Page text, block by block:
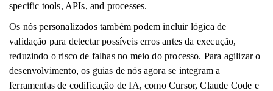
specific tools, APIs, and processes.
Os nós personalizados também podem incluir lógica de
validação para detectar possíveis erros antes da execução,
reduzindo o risco de falhas no meio do processo. Para agilizar o
desenvolvimento, os guias de nós agora se integram a
ferramentas de codificação de IA, como Cursor, Claude Code e